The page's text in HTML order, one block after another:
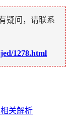
疑问，请联系
1278.html
关解析